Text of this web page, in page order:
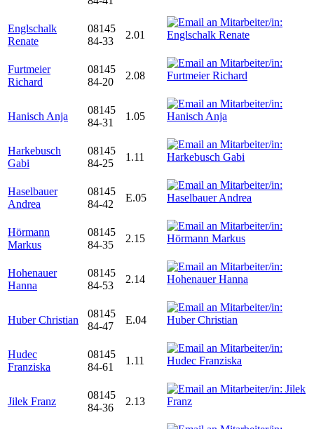
Englschalk
Renate
08145
84-33
2.01
Furtmeier
Richard
08145
84-20
2.08
Hanisch Anja
08145
84-31
1.05
Harkebusch
Gabi
08145
84-25
1.11
Haselbauer
Andrea
08145
84-42
E.05
Hörmann
Markus
08145
84-35
2.15
Hohenauer
Hanna
08145
84-53
2.14
Huber Christian
08145
84-47
E.04
Hudec
Franziska
08145
84-61
1.11
Jilek Franz
08145
84-36
2.13